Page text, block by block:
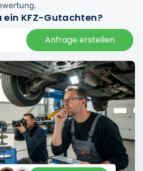
ein KFZ-Gutachten?
Anfrage erstellen